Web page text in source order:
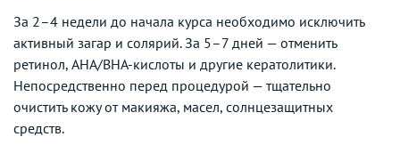
За 2–4 недели до начала курса необходимо исключить
активный загар и солярий. За 5–7 дней — отменить
ретинол, AHA/BHA-кислоты и другие кератолитики.
Непосредственно перед процедурой — тщательно
очистить кожу от макияжа, масел, солнцезащитных
средств.